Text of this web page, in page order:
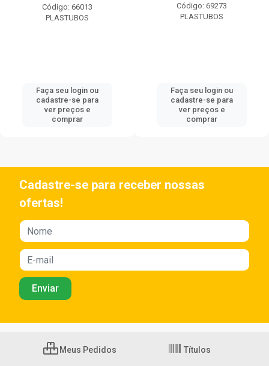
Código: 66013
PLASTUBOS
Faça seu login ou
cadastre-se para
ver preços e
comprar
Código: 69273
PLASTUBOS
Faça seu login ou
cadastre-se para
ver preços e
comprar
Cadastre-se para receber nossas
ofertas!
Meus Pedidos Títulos